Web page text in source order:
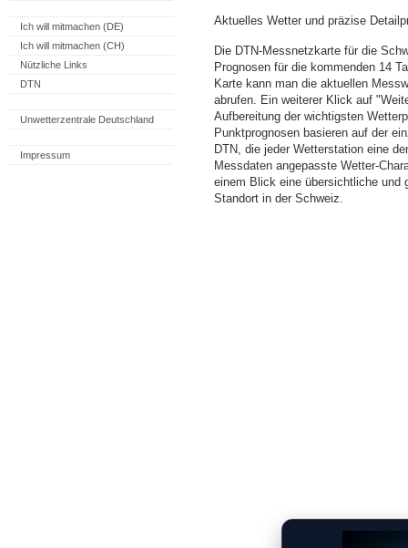
Ich will mitmachen (DE)
Ich will mitmachen (CH)
Nützliche Links
DTN
Unwetterzentrale Deutschland
Impressum
Aktuelles Wetter und präzise
Die DTN-Messnetzkarte für die
Prognosen für die kommenden 14
Karte kann man die aktuellen
abrufen. Ein weiterer Klick auf
Aufbereitung der wichtigsten
Punktprognosen basieren auf der
DTN, die jeder Wetterstation eine
Messdaten angepasste Wetter-
einem Blick eine übersichtliche und
Standort in der Schweiz.